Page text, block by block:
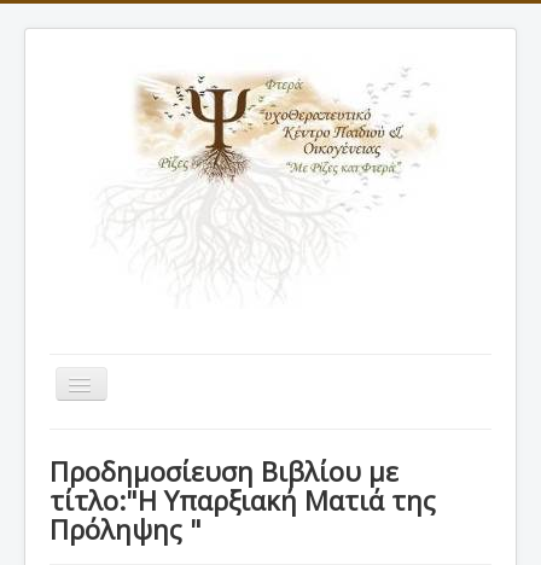
Εναλλαγή
πλοήγησης
ΠΡΟΦΙΛ
ΘΕΡΑΠΕΙΕΣ
Προδημοσίευση Βιβλίου με
τίτλο:"H Υπαρξιακή Ματιά της
Πρόληψης "